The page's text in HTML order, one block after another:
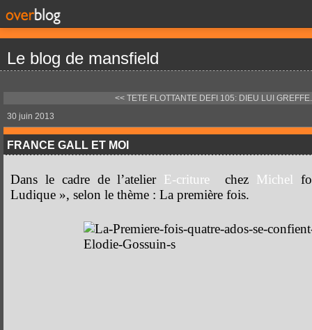
Le blog de mansfield
<< TETE FLOTTANTE DEFI 105: DIEU LUI
30 juin 2013
FRANCE GALL ET MOI
Dans le cadre de l’atelier E-criture chez Michel
Ludique », selon le thème : La première fois.